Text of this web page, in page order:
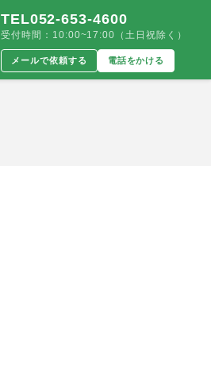
TEL052-653-4600
受付時間：10:00~17:00（土日祝除く）
メールで依頼する 電話をかける